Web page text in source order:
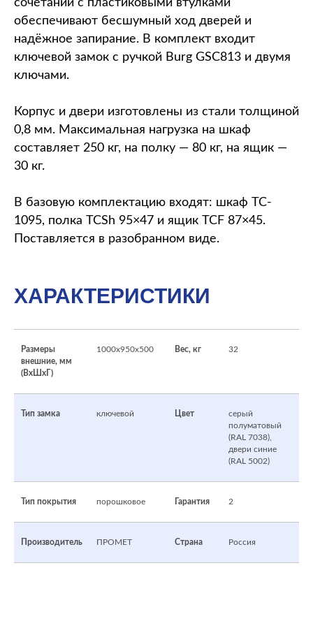
сочетании с пластиковыми втулками
обеспечивают бесшумный ход дверей и
надёжное запирание. В комплект входит
ключевой замок с ручкой Burg GSC813 и двумя
ключами.
Корпус и двери изготовлены из стали толщиной
0,8 мм. Максимальная нагрузка на шкаф
составляет 250 кг, на полку — 80 кг, на ящик —
30 кг.
В базовую комплектацию входят: шкаф TC-
1095, полка TCSh 95×47 и ящик TCF 87×45.
Поставляется в разобранном виде.
ХАРАКТЕРИСТИКИ
Размеры
внешние, мм
(ВхШхГ)
1000x950x500 Вес, кг 32
Тип замка ключевой Цвет
серый
полуматовый
(RAL 7038),
двери синие
(RAL 5002)
Тип покрытия порошковое Гарантия 2
Производитель ПРОМЕТ Страна Россия